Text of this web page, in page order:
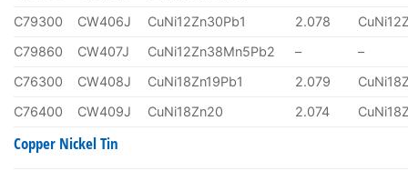
C79300
CW406J CuNi12Zn30Pb1 2.078
C79860
CW407J CuNi12Zn38Mn5Pb2 –
–
C76300
CW408J CuNi18Zn19Pb1 2.079
C76400
CW409J CuNi18Zn20 2.074
Copper Nickel Tin